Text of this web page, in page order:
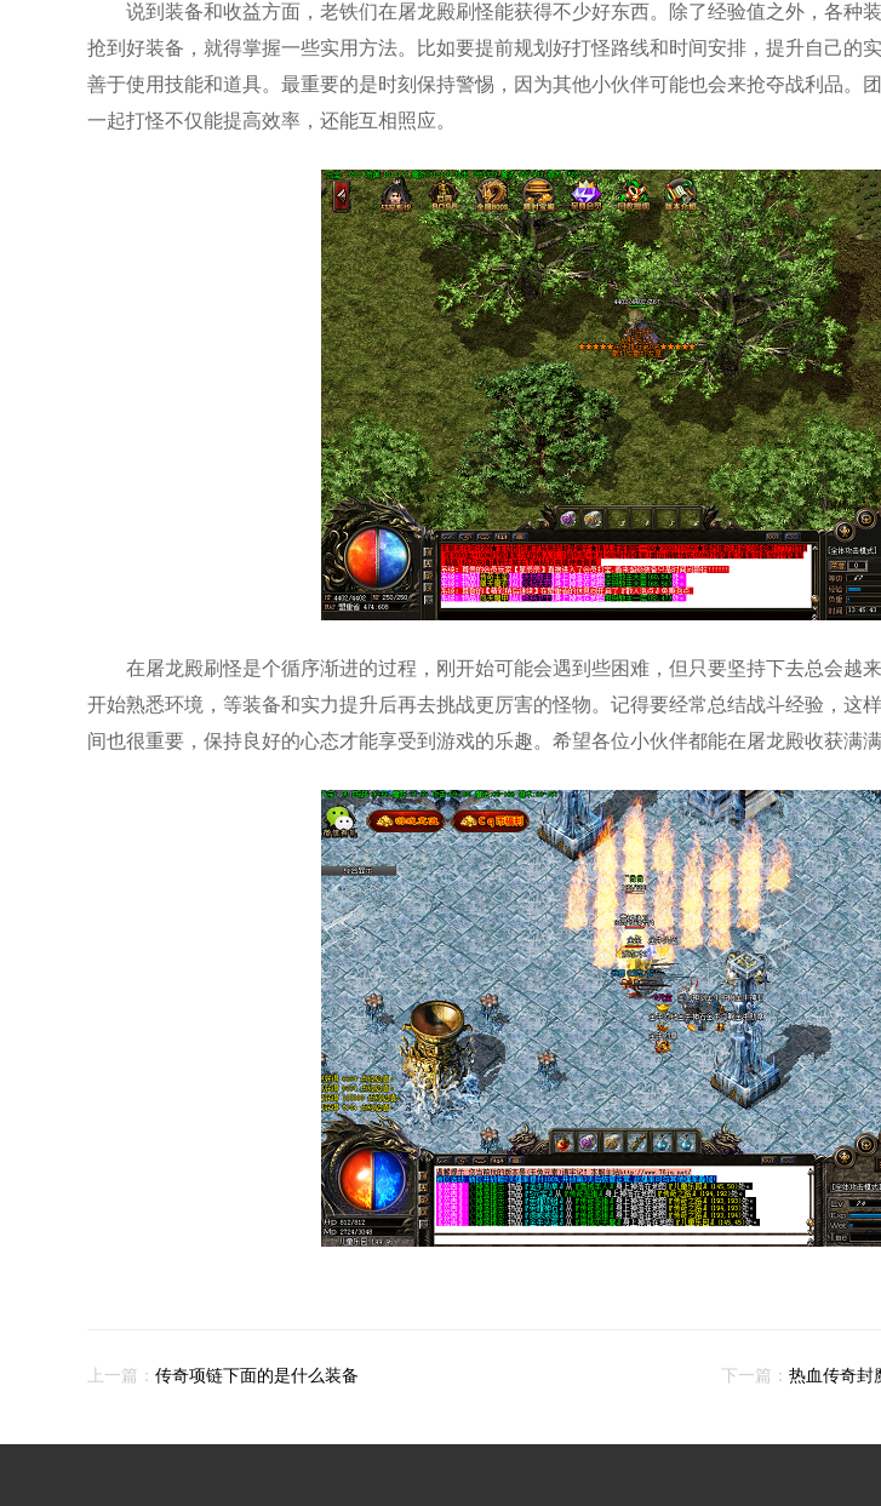
说到装备和收益方面，老铁们在屠龙殿刷怪能获得不少好东西。除了经验值之外，各种
抢到好装备，就得掌握一些实用方法。比如要提前规划好打怪路线和时间安排，提升自己的
善于使用技能和道具。最重要的是时刻保持警惕，因为其他小伙伴可能也会来抢夺战利品。
一起打怪不仅能提高效率，还能互相照应。
在屠龙殿刷怪是个循序渐进的过程，刚开始可能会遇到些困难，但只要坚持下去总会越
开始熟悉环境，等装备和实力提升后再去挑战更厉害的怪物。记得要经常总结战斗经验，这
间也很重要，保持良好的心态才能享受到游戏的乐趣。希望各位小伙伴都能在屠龙殿收获满
上一篇： 传奇项链下面的是什么装备 下一篇： 热血传奇封